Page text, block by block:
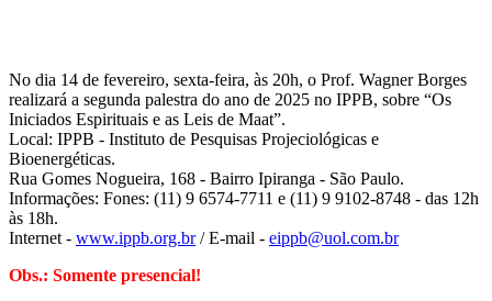
No dia 14 de fevereiro, sexta-feira, às 20h, o Prof. Wagner Borges
realizará a segunda palestra do ano de 2025 no IPPB, sobre “Os
Iniciados Espirituais e as Leis de Maat”.
Local: IPPB - Instituto de Pesquisas Projeciológicas e
Bioenergéticas.
Rua Gomes Nogueira, 168 - Bairro Ipiranga - São Paulo.
Informações: Fones: (11) 9 6574-7711 e (11) 9 9102-8748 - das 12h
às 18h.
Internet - www.ippb.org.br/ E-mail - eippb@uol.com.br
Obs.: Somente presencial!